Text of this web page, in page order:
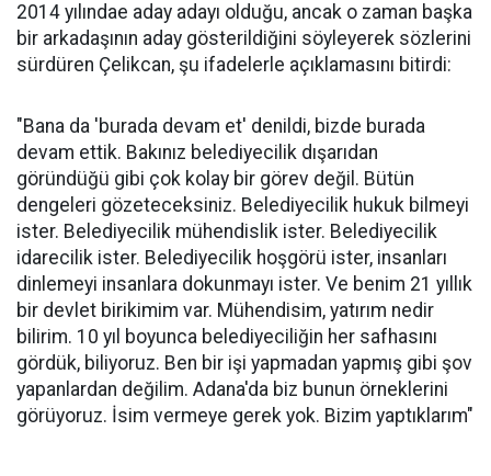
2014 yılındae aday adayı olduğu, ancak o zaman başka
bir arkadaşının aday gösterildiğini söyleyerek sözlerini
sürdüren Çelikcan, şu ifadelerle açıklamasını bitirdi:
"Bana da 'burada devam et' denildi, bizde burada
devam ettik. Bakınız belediyecilik dışarıdan
göründüğü gibi çok kolay bir görev değil. Bütün
dengeleri gözeteceksiniz. Belediyecilik hukuk bilmeyi
ister. Belediyecilik mühendislik ister. Belediyecilik
idarecilik ister. Belediyecilik hoşgörü ister, insanları
dinlemeyi insanlara dokunmayı ister. Ve benim 21 yıllık
bir devlet birikimim var. Mühendisim, yatırım nedir
bilirim. 10 yıl boyunca belediyeciliğin her safhasını
gördük, biliyoruz. Ben bir işi yapmadan yapmış gibi şov
yapanlardan değilim. Adana'da biz bunun örneklerini
görüyoruz. İsim vermeye gerek yok. Bizim yaptıklarım"